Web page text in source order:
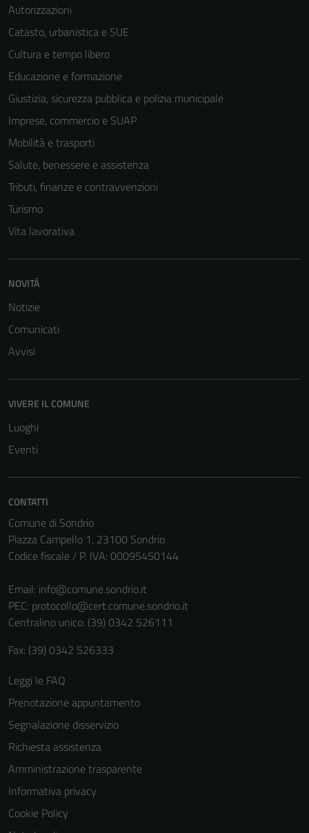
Autorizzazioni
Catasto, urbanistica e SUE
Cultura e tempo libero
Educazione e formazione
Giustizia, sicurezza pubblica e polizia municipale
Imprese, commercio e SUAP
Mobilità e trasporti
Salute, benessere e assistenza
Tributi, finanze e contravvenzioni
Turismo
Vita lavorativa
NOVITÀ
Notizie
Comunicati
Avvisi
VIVERE IL COMUNE
Luoghi
Eventi
CONTATTI
Comune di Sondrio
Piazza Campello 1, 23100 Sondrio
Codice fiscale / P. IVA: 00095450144
Email: info@comune.sondrio.it
PEC: protocollo@cert.comune.sondrio.it
Centralino unico: (39) 0342 526111
Fax: (39) 0342 526333
Leggi le FAQ
Prenotazione appuntamento
Segnalazione disservizio
Richiesta assistenza
Amministrazione trasparente
Informativa privacy
Cookie Policy
Questi cookie
essere
personali.